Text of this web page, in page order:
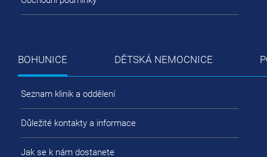
BOHUNICE DĚTSKÁ NEMOCNICE
Seznam klinik a oddělení
Důležité kontakty a informace
Jak se k nám dostanete